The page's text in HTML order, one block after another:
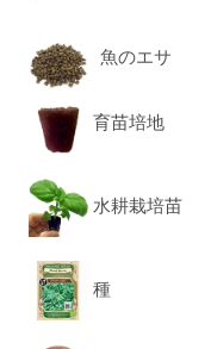
魚のエサ
育苗培地
水耕栽培苗
種